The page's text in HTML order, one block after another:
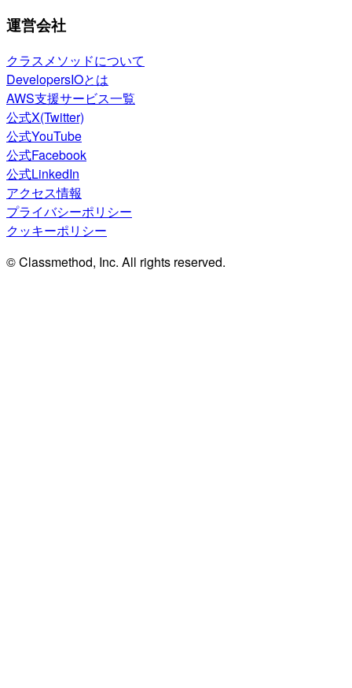
運営会社
クラスメソッドについて
DevelopersIOとは
AWS支援サービス一覧
公式X(Twitter)
公式YouTube
公式Facebook
公式LinkedIn
アクセス情報
プライバシーポリシー
クッキーポリシー
© Classmethod, Inc. All rights reserved.